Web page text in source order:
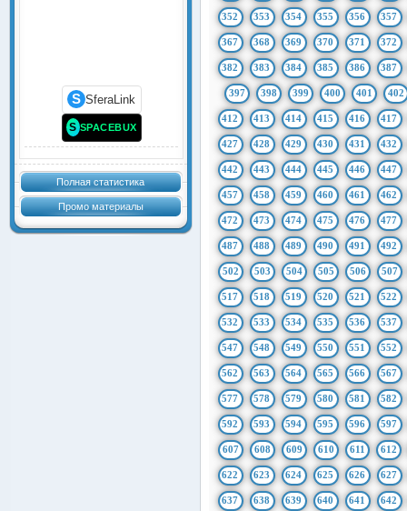
S SferaLink
S SPACEBUX
Полная статистика
Промо материалы
352 353 354 355 356 357
367 368 369 370 371 372
382 383 384 385 386 387
397 398 399 400 401 402
412 413 414 415 416 417
427 428 429 430 431 432
442 443 444 445 446 447
457 458 459 460 461 462
472 473 474 475 476 477
487 488 489 490 491 492
502 503 504 505 506 507
517 518 519 520 521 522
532 533 534 535 536 537
547 548 549 550 551 552
562 563 564 565 566 567
577 578 579 580 581 582
592 593 594 595 596 597
607 608 609 610 611 612
622 623 624 625 626 627
637 638 639 640 641 642